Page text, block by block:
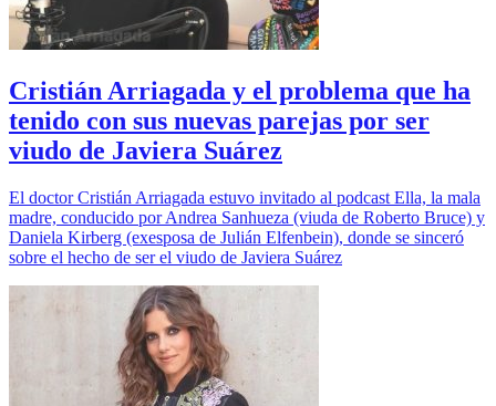
Cristián Arriagada y el problema que ha
tenido con sus nuevas parejas por ser
viudo de Javiera Suárez
El doctor Cristián Arriagada estuvo invitado al podcast Ella, la mala
madre, conducido por Andrea Sanhueza (viuda de Roberto Bruce) y
Daniela Kirberg (exesposa de Julián Elfenbein), donde se sinceró
sobre el hecho de ser el viudo de Javiera Suárez